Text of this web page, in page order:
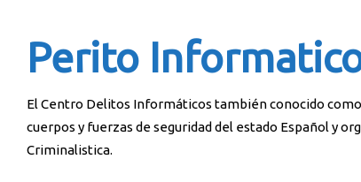
Perito
El Centro Delitos Informáticos también conocido
cuerpos y fuerzas de seguridad del estado Español y
Criminalistica.